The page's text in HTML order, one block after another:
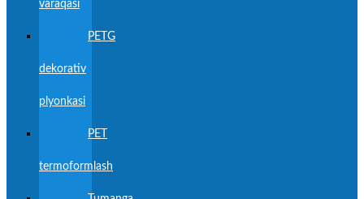
varaqasi
PETG
dekorativ
plyonkasi
PET
termoformlash